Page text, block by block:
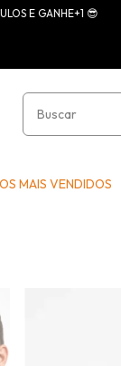
😎
OS MAIS VENDIDOS